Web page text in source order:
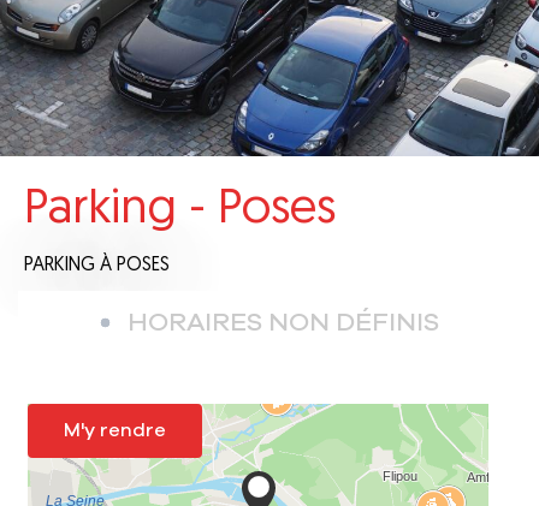
Parking - Poses
PARKING À POSES
HORAIRES NON DÉFINIS
M'y rendre